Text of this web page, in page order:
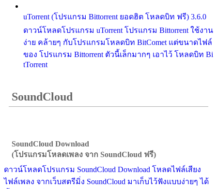
uTorrent (โปรแกรม Bittorrent ยอดฮิต โหลดบิท ฟรี) 3.6.0
ดาวน์โหลดโปรแกรม uTorrent โปรแกรม Bittorrent ใช้งาน
ง่าย คล้ายๆ กับโปรแกรมโหลดบิท BitComet แต่ขนาดไฟล์
ของ โปรแกรม Bittorrent ตัวนี้เล็กมากๆ เอาไว้ โหลดบิท Bi
tTorrent
SoundCloud
SoundCloud Download
(โปรแกรมโหลดเพลง จาก SoundCloud ฟรี)
ดาวน์โหลดโปรแกรม SoundCloud Download โหลดไฟล์เสียง
ไฟล์เพลง จากเว็บสตรีมิ่ง SoundCloud มาเก็บไว้ฟังแบบง่ายๆ ได้